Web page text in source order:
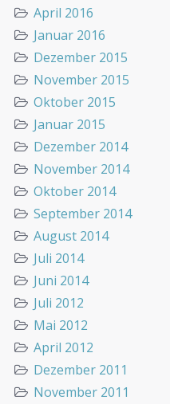
April 2016
Januar 2016
Dezember 2015
November 2015
Oktober 2015
Januar 2015
Dezember 2014
November 2014
Oktober 2014
September 2014
August 2014
Juli 2014
Juni 2014
Juli 2012
Mai 2012
April 2012
Dezember 2011
November 2011